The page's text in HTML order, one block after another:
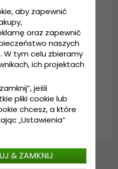
wht
aby zapewnić
oraz zapewnić
naszych
tym celu zbieramy
ich projektach
jeśli
pliki cookie lub
chcesz, a które
„Ustawienia”
& ZAMKNIJ